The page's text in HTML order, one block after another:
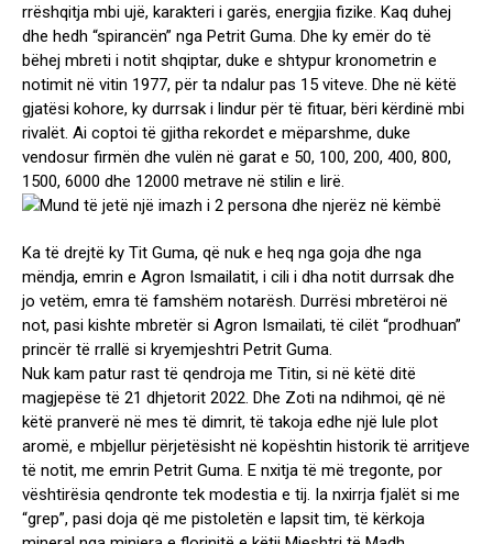
rrëshqitja mbi ujë, karakteri i garës, energjia fizike. Kaq duhej
dhe hedh “spirancën” nga Petrit Guma. Dhe ky emër do të
bëhej mbreti i notit shqiptar, duke e shtypur kronometrin e
notimit në vitin 1977, për ta ndalur pas 15 viteve. Dhe në këtë
gjatësi kohore, ky durrsak i lindur për të fituar, bëri kërdinë mbi
rivalët. Ai coptoi të gjitha rekordet e mëparshme, duke
vendosur firmën dhe vulën në garat e 50, 100, 200, 400, 800,
1500, 6000 dhe 12000 metrave në stilin e lirë.
Ka të drejtë ky Tit Guma, që nuk e heq nga goja dhe nga
mëndja, emrin e Agron Ismailatit, i cili i dha notit durrsak dhe
jo vetëm, emra të famshëm notarësh. Durrësi mbretëroi në
not, pasi kishte mbretër si Agron Ismailati, të cilët “prodhuan”
princër të rrallë si kryemjeshtri Petrit Guma.
Nuk kam patur rast të qendroja me Titin, si në këtë ditë
magjepëse të 21 dhjetorit 2022. Dhe Zoti na ndihmoi, që në
këtë pranverë në mes të dimrit, të takoja edhe një lule plot
aromë, e mbjellur përjetësisht në kopështin historik të arritjeve
të notit, me emrin Petrit Guma. E nxitja të më tregonte, por
vështirësia qendronte tek modestia e tij. Ia nxirrja fjalët si me
“grep”, pasi doja që me pistoletën e lapsit tim, të kërkoja